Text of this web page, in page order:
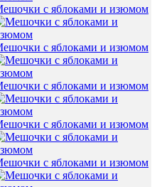
с яблоками и изюмом
с яблоками и изюмом
с яблоками и изюмом
с яблоками и изюмом
с яблоками и изюмом